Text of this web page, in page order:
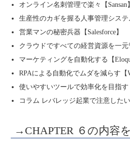
オンライン名刺管理で楽々【Sansan
生産性のカギを握る人事管理システ
営業マンの秘密兵器【Salesforce】
クラウドですべての経営資源を一元
マーケティングを自動化する【
RPAによる自動化でムダを減らす【
使いやすいツールで効率化を目指す
コラム レバレッジ起業で注意した
→CHAPTER ６の内容